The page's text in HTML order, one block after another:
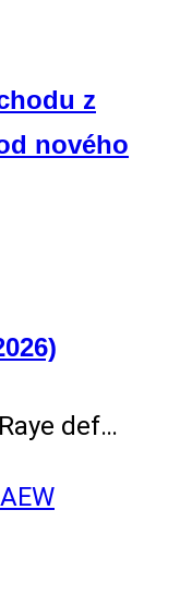
z
nového
def…